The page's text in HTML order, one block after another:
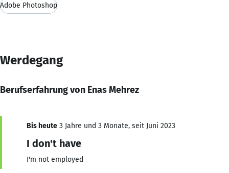
Adobe Photoshop
Werdegang
Berufserfahrung von Enas Mehrez
Bis heute 3 Jahre und 3 Monate, seit Juni 2023
I don't have
I'm not employed